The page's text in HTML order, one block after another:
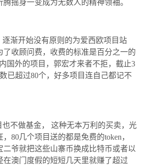
摇身一变成为无数人的精神领袖。
渐开始没有原则的为爱西欧项目站
了收顾问费，收费的标准是百分之一的
国外的项目，郭宏才来者不拒，截止3
已超过80个，好多项目连自己都记不
不做基金， 这种无本万利的买卖，光
80几个项目送的都是免费的token，
二爷就把这些山寨币换成比特币或者以
在澳门度假的短短几天里就赚了超过